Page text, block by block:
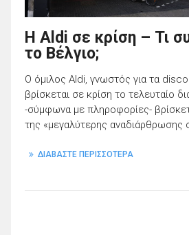
H Aldi σε κρίση – Τι
το Βέλγιο;
Ο όμιλος Aldi, γνωστός για τα
βρίσκεται σε κρίση το τελευταίο
-σύμφωνα με πληροφορίες-
της «μεγαλύτερης αναδιάρθρωσης
ΔΙΑΒΑΣΤΕ ΠΕΡΙΣΣΟΤΕΡΑ